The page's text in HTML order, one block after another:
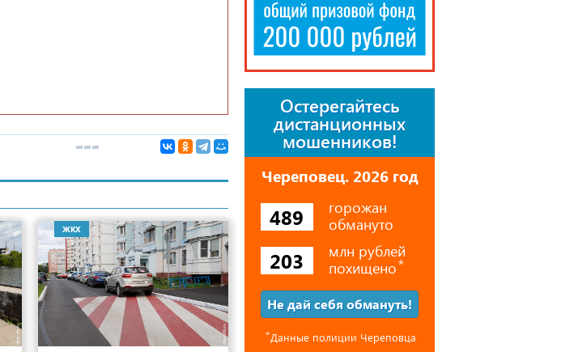
ЖКХ
Остерегайтесь
дистанционных
мошенников!
Череповец. 2026 год
489
горожан
обмануто
203
млн рублей
похищено⃰
Не дай себя обмануть!
⃰Данные полиции Череповца